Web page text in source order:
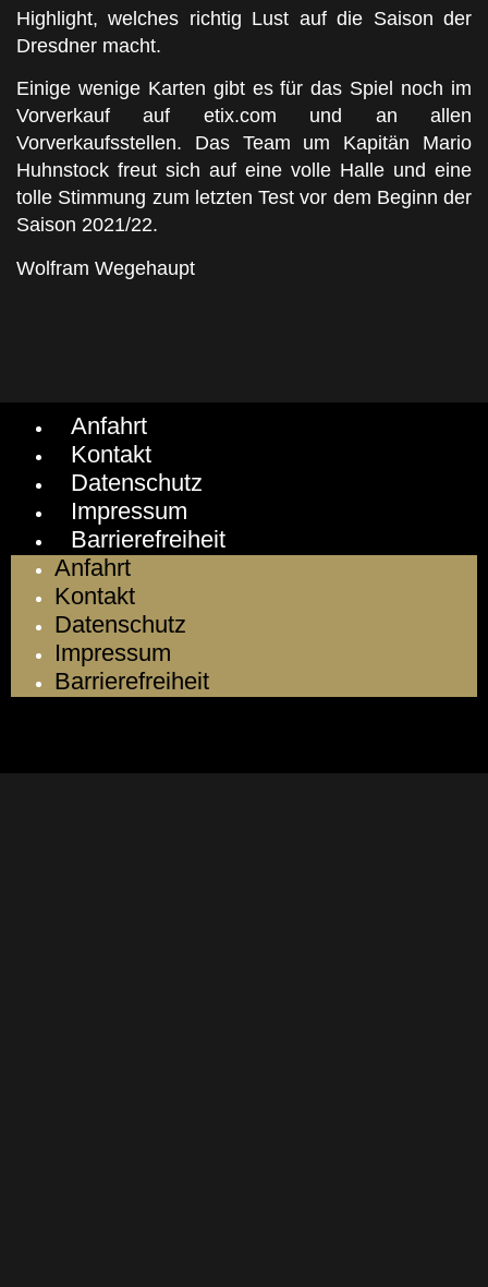
Highlight, welches richtig Lust auf die Saison der
Dresdner macht.
Einige wenige Karten gibt es für das Spiel noch im
Vorverkauf auf etix.com und an allen
Vorverkaufsstellen. Das Team um Kapitän Mario
Huhnstock freut sich auf eine volle Halle und eine
tolle Stimmung zum letzten Test vor dem Beginn der
Saison 2021/22.
Wolfram Wegehaupt
Anfahrt
Kontakt
Datenschutz
Impressum
Barrierefreiheit
Anfahrt
Kontakt
Datenschutz
Impressum
Barrierefreiheit